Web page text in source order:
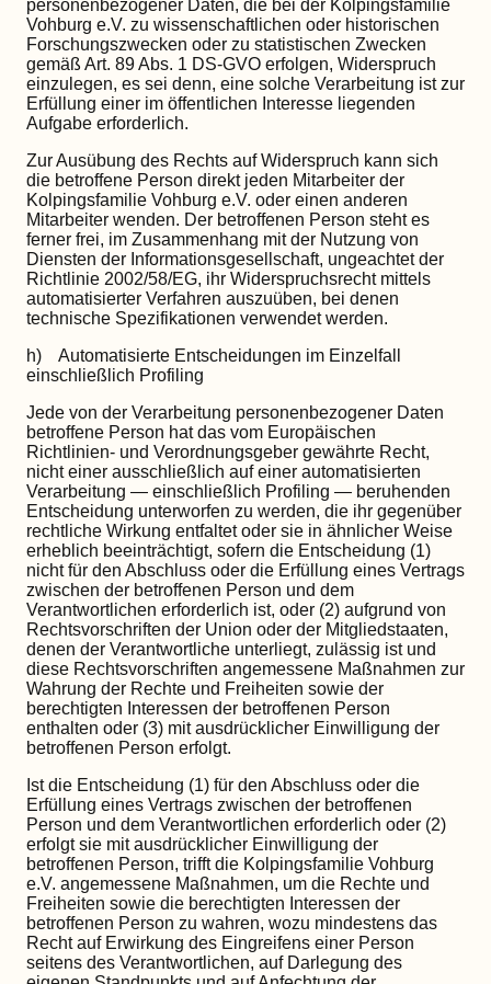
personenbezogener Daten, die bei der Kolpingsfamilie
Vohburg e.V. zu wissenschaftlichen oder historischen
Forschungszwecken oder zu statistischen Zwecken
gemäß Art. 89 Abs. 1 DS-GVO erfolgen, Widerspruch
einzulegen, es sei denn, eine solche Verarbeitung ist zur
Erfüllung einer im öffentlichen Interesse liegenden
Aufgabe erforderlich.
Zur Ausübung des Rechts auf Widerspruch kann sich
die betroffene Person direkt jeden Mitarbeiter der
Kolpingsfamilie Vohburg e.V. oder einen anderen
Mitarbeiter wenden. Der betroffenen Person steht es
ferner frei, im Zusammenhang mit der Nutzung von
Diensten der Informationsgesellschaft, ungeachtet der
Richtlinie 2002/58/EG, ihr Widerspruchsrecht mittels
automatisierter Verfahren auszuüben, bei denen
technische Spezifikationen verwendet werden.
h) Automatisierte Entscheidungen im Einzelfall
einschließlich Profiling
Jede von der Verarbeitung personenbezogener Daten
betroffene Person hat das vom Europäischen
Richtlinien- und Verordnungsgeber gewährte Recht,
nicht einer ausschließlich auf einer automatisierten
Verarbeitung — einschließlich Profiling — beruhenden
Entscheidung unterworfen zu werden, die ihr gegenüber
rechtliche Wirkung entfaltet oder sie in ähnlicher Weise
erheblich beeinträchtigt, sofern die Entscheidung (1)
nicht für den Abschluss oder die Erfüllung eines Vertrags
zwischen der betroffenen Person und dem
Verantwortlichen erforderlich ist, oder (2) aufgrund von
Rechtsvorschriften der Union oder der Mitgliedstaaten,
denen der Verantwortliche unterliegt, zulässig ist und
diese Rechtsvorschriften angemessene Maßnahmen zur
Wahrung der Rechte und Freiheiten sowie der
berechtigten Interessen der betroffenen Person
enthalten oder (3) mit ausdrücklicher Einwilligung der
betroffenen Person erfolgt.
Ist die Entscheidung (1) für den Abschluss oder die
Erfüllung eines Vertrags zwischen der betroffenen
Person und dem Verantwortlichen erforderlich oder (2)
erfolgt sie mit ausdrücklicher Einwilligung der
betroffenen Person, trifft die Kolpingsfamilie Vohburg
e.V. angemessene Maßnahmen, um die Rechte und
Freiheiten sowie die berechtigten Interessen der
betroffenen Person zu wahren, wozu mindestens das
Recht auf Erwirkung des Eingreifens einer Person
seitens des Verantwortlichen, auf Darlegung des